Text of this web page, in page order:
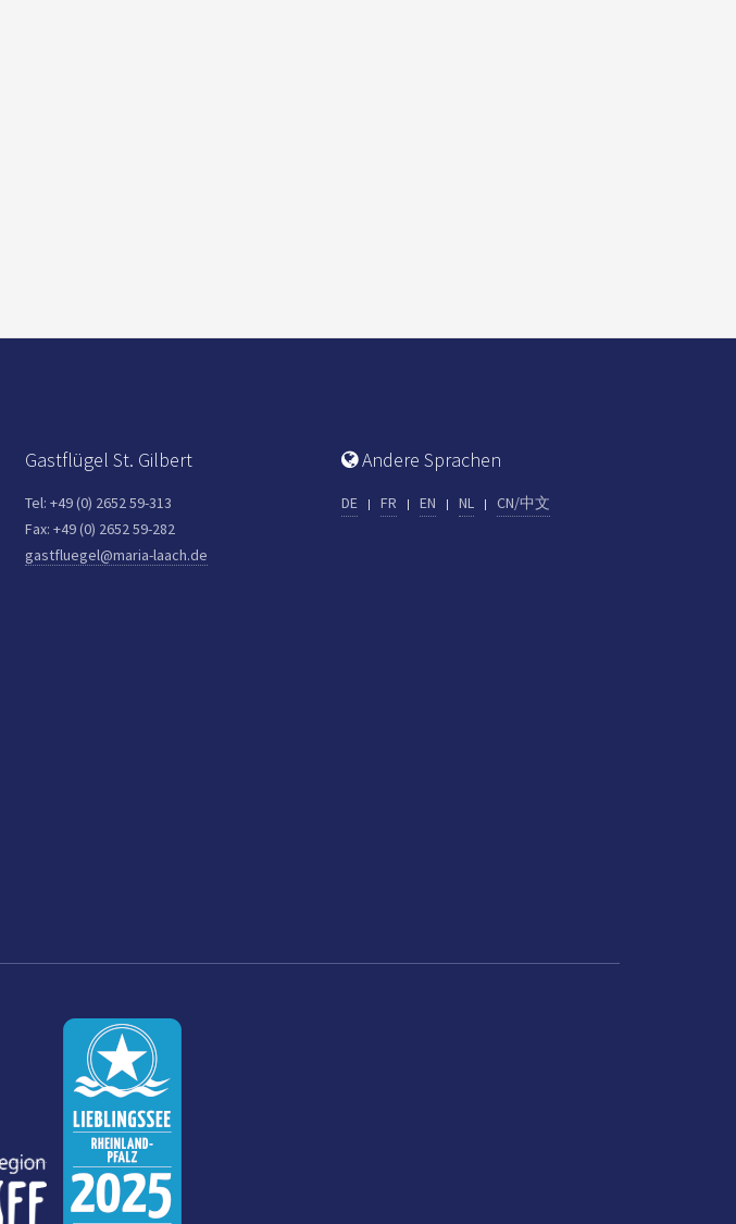
Gastflügel St. Gilbert
Tel: +49 (0) 2652 59-313
Fax: +49 (0) 2652 59-282
gastfluegel@maria-laach.de
Andere Sprachen
DE FR EN NL CN/中文